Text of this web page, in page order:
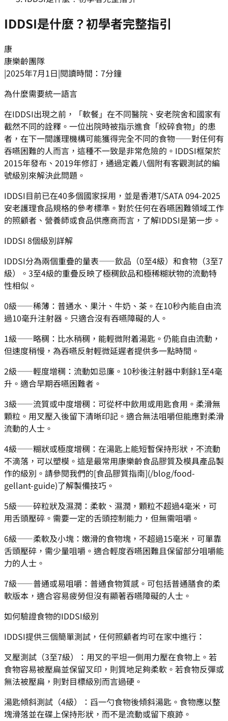
IDDSI是什麼？初學者完整指引
康
康樂齡團隊
|2025年7月1日|閱讀時間：7分鐘
為什麼需要統一語言
在IDDSI出現之前，「軟餐」在不同醫院、安老院舍和國家有
截然不同的詮釋。一位出院時被指示進食「絞碎食物」的患
者，在下一間護理機構可能獲得完全不同的食物——對任何有
吞嚥困難的人而言，這種不一致是非常危險的。IDDSI框架於
2015年發布、2019年修訂，通過定義八個附有客觀測試的編
號級別來解決此問題。
IDDSI目前已在40多個國家採用，並是香港T/SATA 094-2025
安老護理食品規格的參考標準。對於任何在吞嚥困難領域工作
的照顧者、營養師或食品供應商而言，了解IDDSI是第一步。
IDDSI 8個級別詳解
IDDSI分為兩個重疊的量表——飲品（0至4級）和食物（3至7
級）。3至4級的重疊反映了極稠飲品和極稀糊狀物的流動特
性相似。
0級——稀薄：普通水、果汁、牛奶、茶。在10秒內能自由流
過10毫升注射器。只適合沒有吞嚥障礙的人。
1級——略稠：比水稍稠，能輕微附着湯匙。仍能自由流動，
但速度稍慢，為吞嚥反射輕微延遲者提供多一點時間。
2級——輕度增稠：流動如忌廉。10秒後注射器中剩餘1至4毫
升。適合早期吞嚥困難者。
3級——流質或中度增稠：可從杯中飲用或用匙食用。柔滑無
顆粒。用叉壓入後留下清晰印記。適合無法咀嚼但能應對柔滑
流動的人士。
4級——糊狀或極度增稠：在湯匙上能短暫保持形狀，不流動
不滴落，可以塑模。這是最常用康樂齡食品膠質及模具產品製
作的級別。請參閱我們的[食品膠質指南](/blog/food-
gellant-guide)了解製備技巧。
5級——碎粒狀及濕潤：柔軟、濕潤，顆粒不超過4毫米，可
用舌頭壓碎。需要一定的舌頭控制能力，但無需咀嚼。
6級——柔軟及小塊：嫩滑的食物塊，不超過15毫米，可單靠
舌頭壓碎，需少量咀嚼。適合輕度吞嚥困難且保留部分咀嚼能
力的人士。
7級——普通或易咀嚼：普通食物質感。可包括普通膳食的柔
軟版本，適合容易疲勞但沒有顯著吞嚥障礙的人士。
如何驗證食物的IDDSI級別
IDDSI提供三個簡單測試，任何照顧者均可在家中進行：
叉壓測試（3至7級）：用叉的平坦一側用力壓在食物上。若
食物容易被壓扁並保留叉印，則質地足夠柔軟。若食物反彈或
無法被壓扁，則對目標級別而言過硬。
湯匙傾斜測試（4級）：舀一勺食物後傾斜湯匙。食物應以整
塊滑落並在碟上保持形狀，而不是流動或留下痕跡。